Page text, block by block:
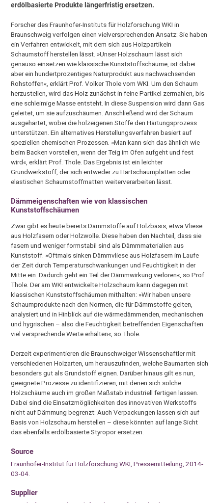
erdölbasierte Produkte längerfristig ersetzen.
Forscher des Fraunhofer-Instituts für Holzforschung WKI in
Braunschweig verfolgen einen vielversprechenden Ansatz: Sie haben
ein Verfahren entwickelt, mit dem sich aus Holzpartikeln
Schaumstoff herstellen lässt. »Unser Holzschaum lässt sich
genauso einsetzen wie klassische Kunststoffschäume, ist dabei
aber ein hundertprozentiges Naturprodukt aus nachwachsenden
Rohstoffen«, erklärt Prof. Volker Thole vom WKI. Um den Schaum
herzustellen, wird das Holz zunächst in feine Partikel zermahlen, bis
eine schleimige Masse entsteht. In diese Suspension wird dann Gas
geleitet, um sie aufzuschäumen. Anschließend wird der Schaum
ausgehärtet, wobei die holzeigenen Stoffe den Härtungsprozess
unterstützen. Ein alternatives Herstellungsverfahren basiert auf
speziellen chemischen Prozessen. »Man kann sich das ähnlich wie
beim Backen vorstellen, wenn der Teig im Ofen aufgeht und fest
wird«, erklärt Prof. Thole. Das Ergebnis ist ein leichter
Grundwerkstoff, der sich entweder zu Hartschaumplatten oder
elastischen Schaumstoffmatten weiterverarbeiten lässt.
Dämmeigenschaften wie von klassischen
Kunststoffschäumen
Zwar gibt es heute bereits Dämmstoffe auf Holzbasis, etwa Vliese
aus Holzfasern oder Holzwolle. Diese haben den Nachteil, dass sie
fasern und weniger formstabil sind als Dämmmaterialien aus
Kunststoff. »Oftmals sinken Dämmvliese aus Holzfasern im Laufe
der Zeit durch Temperaturschwankungen und Feuchtigkeit in der
Mitte ein. Dadurch geht ein Teil der Dämmwirkung verloren«, so Prof.
Thole. Der am WKI entwickelte Holzschaum kann dagegen mit
klassischen Kunststoffschäumen mithalten: »Wir haben unsere
Schaumprodukte nach den Normen, die für Dämmstoffe gelten,
analysiert und in Hinblick auf die wärmedämmenden, mechanischen
und hygrischen – also die Feuchtigkeit betreffenden Eigenschaften
viel versprechende Werte erhalten«, so Thole.
Derzeit experimentieren die Braunschweiger Wissenschaftler mit
verschiedenen Holzarten, um herauszufinden, welche Baumarten sich
besonders gut als Grundstoff eignen. Darüber hinaus gilt es nun,
geeignete Prozesse zu identifizieren, mit denen sich solche
Holzschäume auch im großen Maßstab industriell fertigen lassen.
Dabei sind die Einsatzmöglichkeiten des innovativen Werkstoffs
nicht auf Dämmung begrenzt: Auch Verpackungen lassen sich auf
Basis von Holzschaum herstellen – diese könnten auf lange Sicht
das ebenfalls erdölbasierte Styropor ersetzen.
Source
Fraunhofer-Institut für Holzforschung WKI, Pressemitteilung, 2014-
03-04.
Supplier